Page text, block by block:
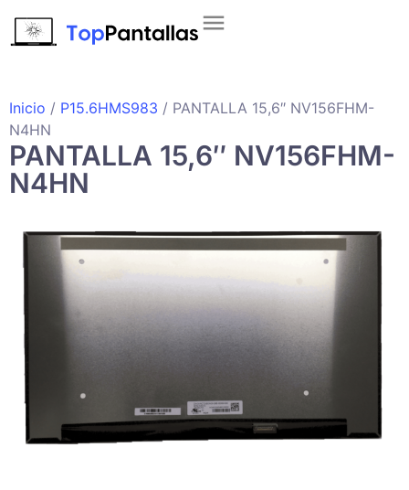
Inicio / P15.6HMS983 / PANTALLA 15,6″ NV156FHM-
N4HN
PANTALLA 15,6″ NV156FHM-
N4HN